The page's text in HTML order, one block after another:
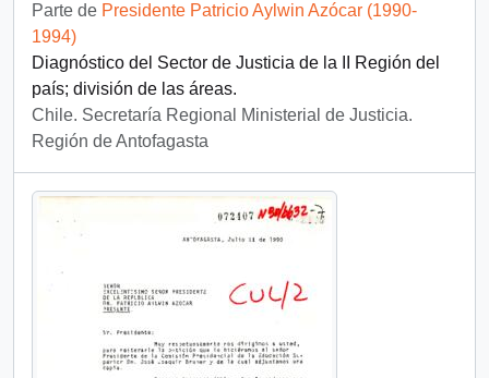
Parte de Presidente Patricio Aylwin Azócar (1990-
1994)
Diagnóstico del Sector de Justicia de la II Región del
país; división de las áreas.
Chile. Secretaría Regional Ministerial de Justicia.
Región de Antofagasta